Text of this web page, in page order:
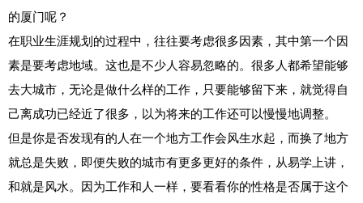
的厦门呢？
在职业生涯规划的过程中，往往要考虑很多因素，其中第一个因
素是要考虑地域。这也是不少人容易忽略的。很多人都希望能够
去大城市，无论是做什么样的工作，只要能够留下来，就觉得自
己离成功已经近了很多，以为将来的工作还可以慢慢地调整。
但是你是否发现有的人在一个地方工作会风生水起，而换了地方
就总是失败，即便失败的城市有更多更好的条件，从易学上讲，
和就是风水。因为工作和人一样，要看看你的性格是否属于这个